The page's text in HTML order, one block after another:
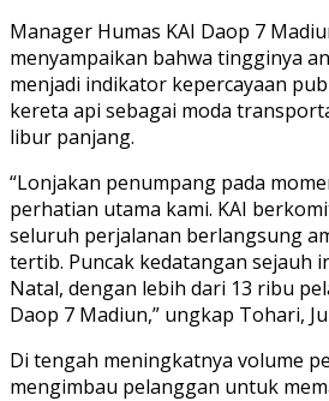
Manager Humas KAI Daop 7
menyampaikan bahwa tingginya
menjadi indikator kepercayaan
kereta api sebagai moda
libur panjang.
“Lonjakan penumpang pada
perhatian utama kami. KAI
seluruh perjalanan berlangsung
tertib. Puncak kedatangan sejauh
Natal, dengan lebih dari 13 ribu
Daop 7 Madiun,” ungkap Tohari,
Di tengah meningkatnya volume
mengimbau pelanggan untuk